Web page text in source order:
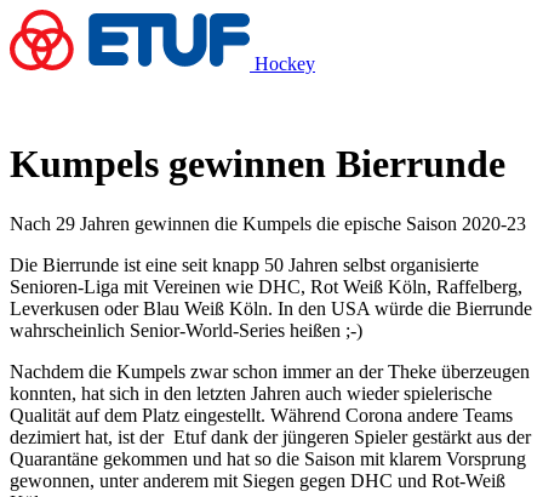
Hockey
Kumpels gewinnen Bierrunde
Nach 29 Jahren gewinnen die Kumpels die epische Saison 2020-23
Die Bierrunde ist eine seit knapp 50 Jahren selbst organisierte
Senioren-Liga mit Vereinen wie DHC, Rot Weiß Köln, Raffelberg,
Leverkusen oder Blau Weiß Köln. In den USA würde die Bierrunde
wahrscheinlich Senior-World-Series heißen ;-)
Nachdem die Kumpels zwar schon immer an der Theke überzeugen
konnten, hat sich in den letzten Jahren auch wieder spielerische
Qualität auf dem Platz eingestellt. Während Corona andere Teams
dezimiert hat, ist der Etuf dank der jüngeren Spieler gestärkt aus der
Quarantäne gekommen und hat so die Saison mit klarem Vorsprung
gewonnen, unter anderem mit Siegen gegen DHC und Rot-Weiß